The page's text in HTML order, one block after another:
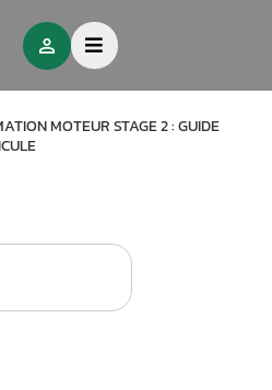
MOTEUR STAGE 2 : GUIDE